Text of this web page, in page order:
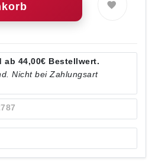
ab 44,00€ Bestellwert.
Nicht bei Zahlungsart